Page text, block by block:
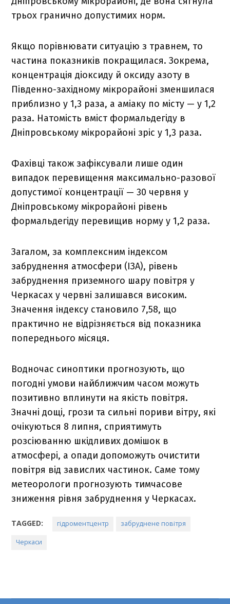
трьох гранично допустимих норм.
Якщо порівнювати ситуацію з травнем, то
частина показників покращилася. Зокрема,
концентрація діоксиду й оксиду азоту в
Південно-західному мікрорайоні зменшилася
приблизно у 1,3 раза, а аміаку по місту — у 1,2
раза. Натомість вміст формальдегіду в
Дніпровському мікрорайоні зріс у 1,3 раза.
Фахівці також зафіксували лише один
випадок перевищення максимально-разової
допустимої концентрації — 30 червня у
Дніпровському мікрорайоні рівень
формальдегіду перевищив норму у 1,2 раза.
Загалом, за комплексним індексом
забруднення атмосфери (ІЗА), рівень
забруднення приземного шару повітря у
Черкасах у червні залишався високим.
Значення індексу становило 7,58, що
практично не відрізняється від показника
попереднього місяця.
Водночас синоптики прогнозують, що
погодні умови найближчим часом можуть
позитивно вплинути на якість повітря.
Значні дощі, грози та сильні пориви вітру, які
очікуються 8 липня, сприятимуть
розсіюванню шкідливих домішок в
атмосфері, а опади допоможуть очистити
повітря від завислих частинок. Саме тому
метеорологи прогнозують тимчасове
зниження рівня забруднення у Черкасах.
TAGGED: гідроментцентр забруднене повітря
Черкаси